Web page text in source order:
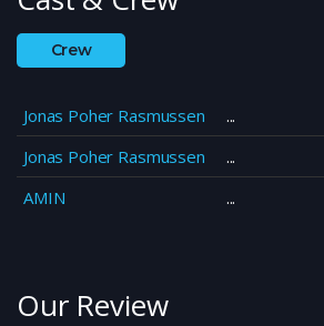
Crew
Jonas Poher Rasmussen
Jonas Poher Rasmussen
AMIN
Our Review